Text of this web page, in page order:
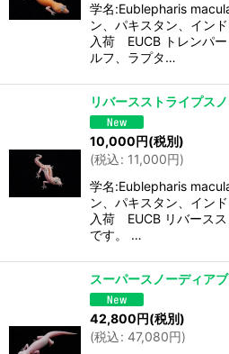
学名:Eublepharis
ン、パキスタン、イン
入荷 EUCB トレンパ
ルフ、ラプタ…
リバースストライプス
10,000円(税別)
(税込: 11,000円)
学名:Eublepharis
ン、パキスタン、イン
入荷 EUCB リバース
です。 …
スーパースノーディア
42,800円(税別)
(税込: 47,080円)